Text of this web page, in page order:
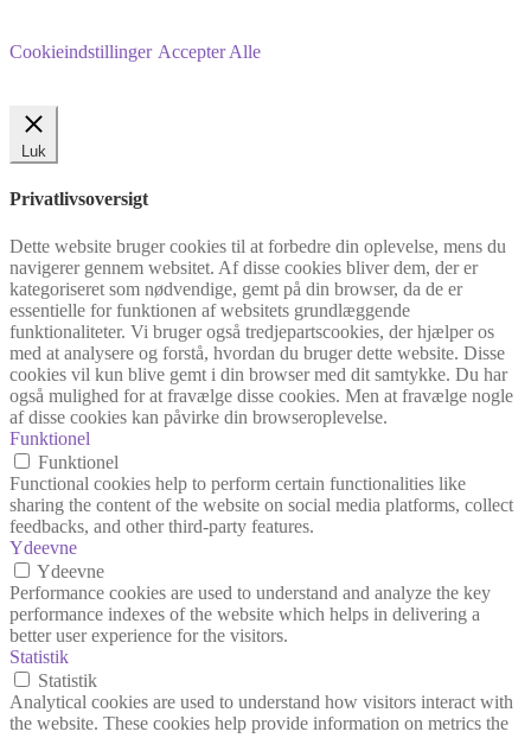
Cookieindstillinger Accepter Alle
Luk
Privatlivsoversigt
Dette website bruger cookies til at forbedre din oplevelse, mens du
navigerer gennem websitet. Af disse cookies bliver dem, der er
kategoriseret som nødvendige, gemt på din browser, da de er
essentielle for funktionen af websitets grundlæggende
funktionaliteter. Vi bruger også tredjepartscookies, der hjælper os
med at analysere og forstå, hvordan du bruger dette website. Disse
cookies vil kun blive gemt i din browser med dit samtykke. Du har
også mulighed for at fravælge disse cookies. Men at fravælge nogle
af disse cookies kan påvirke din browseroplevelse.
Funktionel
Funktionel
Functional cookies help to perform certain functionalities like
sharing the content of the website on social media platforms, collect
feedbacks, and other third-party features.
Ydeevne
Ydeevne
Performance cookies are used to understand and analyze the key
performance indexes of the website which helps in delivering a
better user experience for the visitors.
Statistik
Statistik
Analytical cookies are used to understand how visitors interact with
the website. These cookies help provide information on metrics the